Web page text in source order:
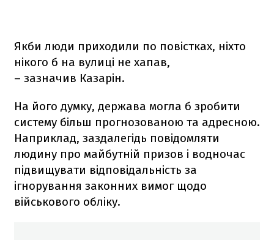
Якби люди приходили по повістках, ніхто
нікого б на вулиці не хапав,
– зазначив Казарін.
На його думку, держава могла б зробити
систему більш прогнозованою та адресною.
Наприклад, заздалегідь повідомляти
людину про майбутній призов і водночас
підвищувати відповідальність за
ігнорування законних вимог щодо
військового обліку.